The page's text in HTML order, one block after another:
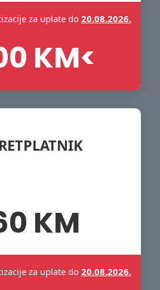
za uplate do 20.08.2026.
KM<
KM
za uplate do 20.08.2026.